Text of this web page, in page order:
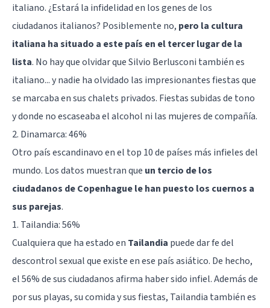
italiano. ¿Estará la infidelidad en los genes de los
ciudadanos italianos? Posiblemente no, pero la cultura
italiana ha situado a este país en el tercer lugar de la
lista. No hay que olvidar que Silvio Berlusconi también es
italiano... y nadie ha olvidado las impresionantes fiestas que
se marcaba en sus chalets privados. Fiestas subidas de tono
y donde no escaseaba el alcohol ni las mujeres de compañía.
2. Dinamarca: 46%
Otro país escandinavo en el top 10 de países más infieles del
mundo. Los datos muestran que un tercio de los
ciudadanos de Copenhague le han puesto los cuernos a
sus parejas.
1. Tailandia: 56%
Cualquiera que ha estado en Tailandia puede dar fe del
descontrol sexual que existe en ese país asiático. De hecho,
el 56% de sus ciudadanos afirma haber sido infiel. Además de
por sus playas, su comida y sus fiestas, Tailandia también es